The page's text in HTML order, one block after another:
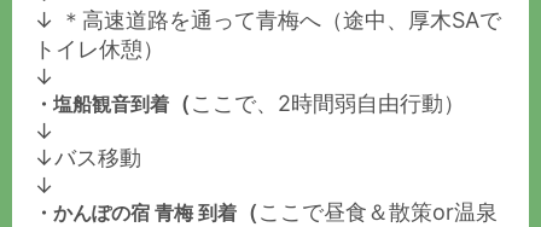
↓ ＊高速道路を通って青梅へ（途中、厚木SAで
トイレ休憩）
↓
・塩船観音到着 （ここで、2時間弱自由行動）
↓
↓バス移動
↓
・かんぽの宿 青梅 到着 （ここで昼食＆散策or温泉